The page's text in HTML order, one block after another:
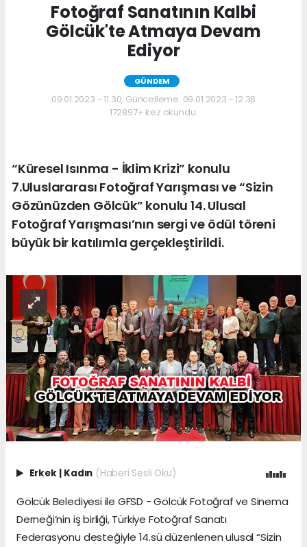
Fotoğraf Sanatının Kalbi
Gölcük'te Atmaya Devam
Ediyor
GÜNDEM
09.01.2023 - 11:30, Güncelleme: 09.01.2023 - 12:38
172897+ kez okundu.
“Küresel Isınma - İklim Krizi” konulu
7.Uluslararası Fotoğraf Yarışması ve “Sizin
Gözünüzden Gölcük” konulu 14. Ulusal
Fotoğraf Yarışması’nın sergi ve ödül töreni
büyük bir katılımla gerçekleştirildi.
Erkek | Kadın (Haberi Sesli Oku)
Gölcük Belediyesi ile GFSD - Gölcük Fotoğraf ve Sinema
Derneği’nin iş birliği, Türkiye Fotoğraf Sanatı
Federasyonu desteğiyle 14.sü düzenlenen ulusal “Sizin